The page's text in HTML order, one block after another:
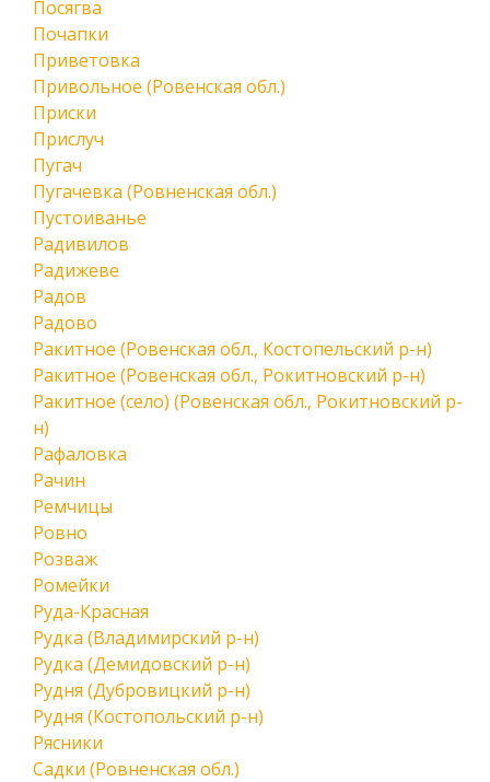
Посягва
Почапки
Приветовка
Привольное (Ровенская обл.)
Приски
Прислуч
Пугач
Пугачевка (Ровненская обл.)
Пустоиванье
Радивилов
Радижеве
Радов
Радово
Ракитное (Ровенская обл., Костопельский р-н)
Ракитное (Ровенская обл., Рокитновский р-н)
Ракитное (село) (Ровенская обл., Рокитновский р-
н)
Рафаловка
Рачин
Ремчицы
Ровно
Розваж
Ромейки
Руда-Красная
Рудка (Владимирский р-н)
Рудка (Демидовский р-н)
Рудня (Дубровицкий р-н)
Рудня (Костопольский р-н)
Рясники
Садки (Ровненская обл.)